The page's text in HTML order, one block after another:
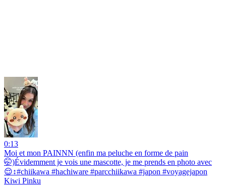
0:13
Moi et mon PAINNN (enfin ma peluche en forme de pain
🤭)Évidemment je vois une mascotte, je me prends en photo avec
😌↕️#chiikawa #hachiware #parcchiikawa #japon #voyagejapon
Kiwi Pinku